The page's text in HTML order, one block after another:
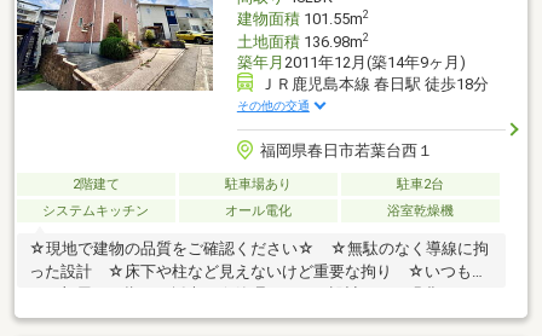
建物面積101.55m2
土地面積136.98m2
築年月 2011年12月(築14年9ヶ月)
ＪＲ鹿児島本線 春日駅 徒歩18分
その他の交通
福岡県春日市若葉台西１
2階建て 駐車場あり
駐車2台
システムキッチン
オール電化 浴室乾燥機
☆現地で建物の品質をご確認ください☆ ☆無駄のなく導線に拘
った設計 ☆床下や柱など見えないけど重要な拘り ☆いつも明
庭 ☆生活利便性バツグンながら、静かな住環境